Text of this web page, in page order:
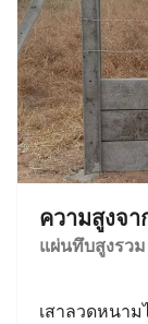
ความสูงจ
แผ่นทึบสูงรว
เสาลวดหนาม